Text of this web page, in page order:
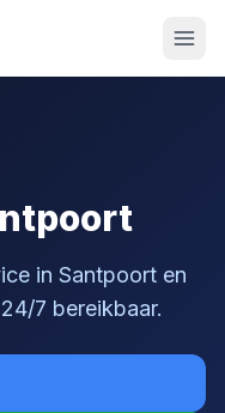
in Santpoort en
7 bereikbaar.